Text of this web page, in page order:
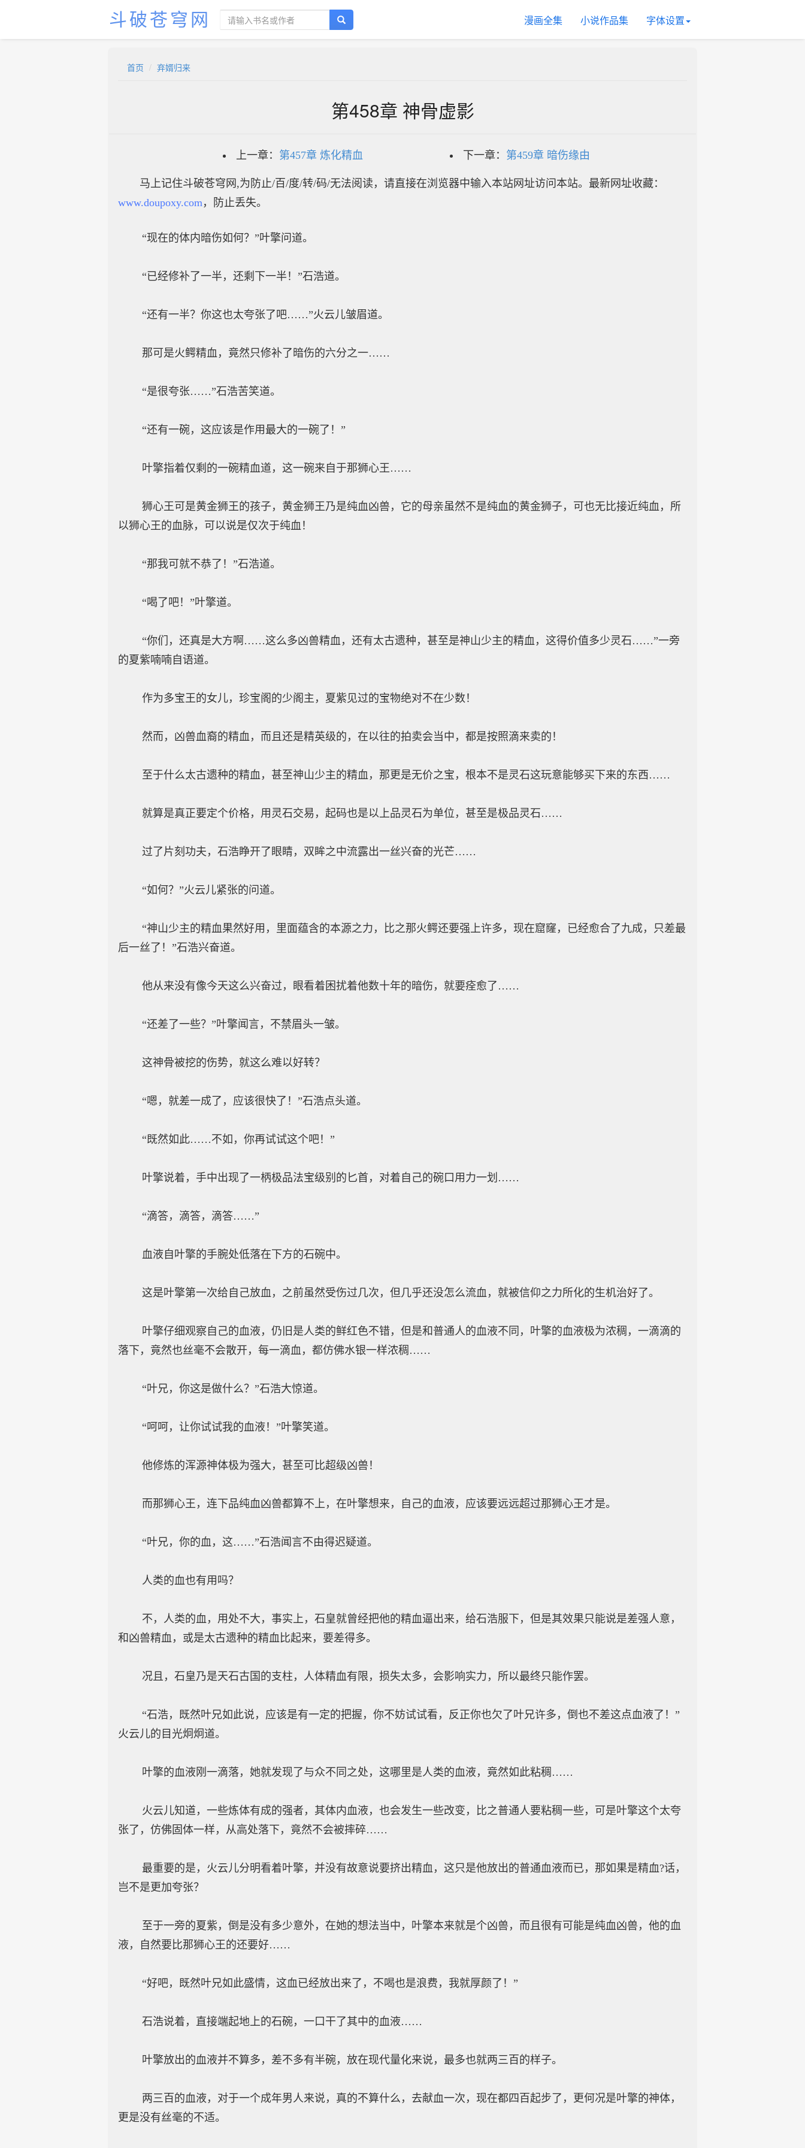
斗破苍穹网 漫画全集 小说作品集 字体设置
首页 弃婿归来
第458章 神骨虚影
上一章： 第457章 炼化精血 下一章： 第459章 暗伤缘由
马上记住斗破苍穹网,为防止/百/度/转/码/无法阅读，请直接在浏览器中输入本站网址访问本站。最新网址收藏：
www.doupoxy.com，防止丢失。
“现在的体内暗伤如何？”叶擎问道。
“已经修补了一半，还剩下一半！”石浩道。
“还有一半？你这也太夸张了吧……”火云儿皱眉道。
那可是火鳄精血，竟然只修补了暗伤的六分之一……
“是很夸张……”石浩苦笑道。
“还有一碗，这应该是作用最大的一碗了！”
叶擎指着仅剩的一碗精血道，这一碗来自于那狮心王……
狮心王可是黄金狮王的孩子，黄金狮王乃是纯血凶兽，它的母亲虽然不是纯血的黄金狮子，可也无比接近纯血，所
以狮心王的血脉，可以说是仅次于纯血！
“那我可就不恭了！”石浩道。
“喝了吧！”叶擎道。
“你们，还真是大方啊……这么多凶兽精血，还有太古遗种，甚至是神山少主的精血，这得价值多少灵石……”一旁
的夏紫喃喃自语道。
作为多宝王的女儿，珍宝阁的少阁主，夏紫见过的宝物绝对不在少数！
然而，凶兽血裔的精血，而且还是精英级的，在以往的拍卖会当中，都是按照滴来卖的！
至于什么太古遗种的精血，甚至神山少主的精血，那更是无价之宝，根本不是灵石这玩意能够买下来的东西……
就算是真正要定个价格，用灵石交易，起码也是以上品灵石为单位，甚至是极品灵石……
过了片刻功夫，石浩睁开了眼睛，双眸之中流露出一丝兴奋的光芒……
“如何？”火云儿紧张的问道。
“神山少主的精血果然好用，里面蕴含的本源之力，比之那火鳄还要强上许多，现在窟窿，已经愈合了九成，只差最
后一丝了！”石浩兴奋道。
他从来没有像今天这么兴奋过，眼看着困扰着他数十年的暗伤，就要痊愈了……
“还差了一些？”叶擎闻言，不禁眉头一皱。
这神骨被挖的伤势，就这么难以好转？
“嗯，就差一成了，应该很快了！”石浩点头道。
“既然如此……不如，你再试试这个吧！”
叶擎说着，手中出现了一柄极品法宝级别的匕首，对着自己的碗口用力一划……
“滴答，滴答，滴答……”
血液自叶擎的手腕处低落在下方的石碗中。
这是叶擎第一次给自己放血，之前虽然受伤过几次，但几乎还没怎么流血，就被信仰之力所化的生机治好了。
叶擎仔细观察自己的血液，仍旧是人类的鲜红色不错，但是和普通人的血液不同，叶擎的血液极为浓稠，一滴滴的
落下，竟然也丝毫不会散开，每一滴血，都仿佛水银一样浓稠……
“叶兄，你这是做什么？”石浩大惊道。
“呵呵，让你试试我的血液！”叶擎笑道。
他修炼的浑源神体极为强大，甚至可比超级凶兽！
而那狮心王，连下品纯血凶兽都算不上，在叶擎想来，自己的血液，应该要远远超过那狮心王才是。
“叶兄，你的血，这……”石浩闻言不由得迟疑道。
人类的血也有用吗？
不，人类的血，用处不大，事实上，石皇就曾经把他的精血逼出来，给石浩服下，但是其效果只能说是差强人意，
和凶兽精血，或是太古遗种的精血比起来，要差得多。
况且，石皇乃是天石古国的支柱，人体精血有限，损失太多，会影响实力，所以最终只能作罢。
“石浩，既然叶兄如此说，应该是有一定的把握，你不妨试试看，反正你也欠了叶兄许多，倒也不差这点血液了！”
火云儿的目光炯炯道。
叶擎的血液刚一滴落，她就发现了与众不同之处，这哪里是人类的血液，竟然如此粘稠……
火云儿知道，一些炼体有成的强者，其体内血液，也会发生一些改变，比之普通人要粘稠一些，可是叶擎这个太夸
张了，仿佛固体一样，从高处落下，竟然不会被摔碎……
最重要的是，火云儿分明看着叶擎，并没有故意说要挤出精血，这只是他放出的普通血液而已，那如果是精血?话，
岂不是更加夸张？
至于一旁的夏紫，倒是没有多少意外，在她的想法当中，叶擎本来就是个凶兽，而且很有可能是纯血凶兽，他的血
液，自然要比那狮心王的还要好……
“好吧，既然叶兄如此盛情，这血已经放出来了，不喝也是浪费，我就厚颜了！”
石浩说着，直接端起地上的石碗，一口干了其中的血液……
叶擎放出的血液并不算多，差不多有半碗，放在现代量化来说，最多也就两三百的样子。
两三百的血液，对于一个成年男人来说，真的不算什么，去献血一次，现在都四百起步了，更何况是叶擎的神体，
更是没有丝毫的不适。